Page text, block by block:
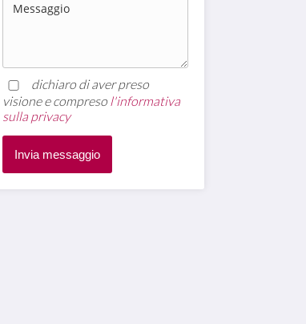
dichiaro di aver preso
visione e compreso l'informativa
sulla privacy